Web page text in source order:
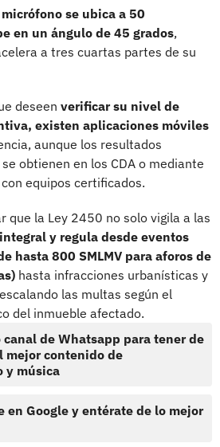
se ubica a 50
en un ángulo de 45 grados,
a tres cuartas partes de su
deseen verificar su nivel de
existen aplicaciones móviles
aunque los resultados
obtienen en los CDA o mediante
equipos certificados.
que la Ley 2450 no solo vigila a las
y regula desde eventos
hasta 800 SMLMV para aforos de
hasta infracciones urbanísticas y
las multas según el
del inmueble afectado.
canal de Whatsapp para tener de
mejor contenido de
y música
en Google y entérate de lo mejor